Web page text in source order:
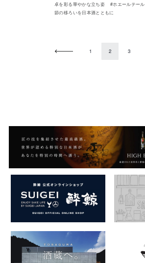
卓を彩る華やかな立ち姿
#ホエールテール
節の移ろいを日本酒とともに
1 2 3